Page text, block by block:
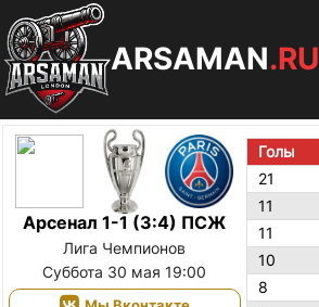
ARSAMAN.RU
Арсенал 1-1 (3:4) ПСЖ
Лига Чемпионов
Суббота 30 мая 19:00
Голы
21
11
11
10
8